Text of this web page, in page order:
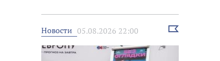
Новости 05.08.2026 22:00
Выбрать